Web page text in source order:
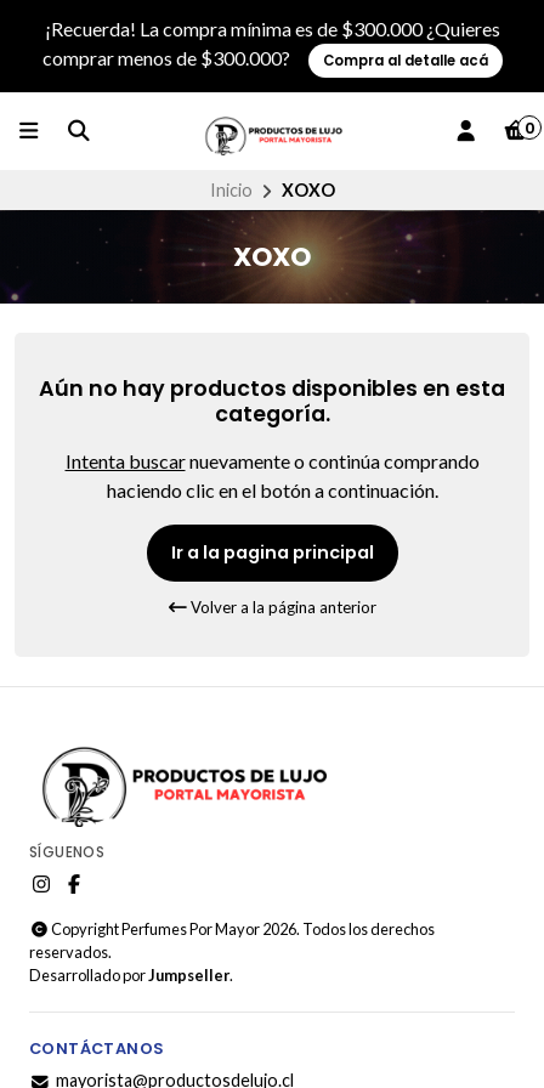
¡Recuerda! La compra mínima es de $300.000 ¿Quieres
comprar menos de $300.000?
Compra al detalle acá
0
Inicio XOXO
XOXO
Aún no hay productos disponibles en esta
categoría.
Intenta buscarnuevamente o continúa comprando
haciendo clic en el botón a continuación.
Ir a la pagina principal
Volver a la página anterior
SÍGUENOS
Copyright Perfumes Por Mayor 2026. Todos los derechos
reservados.
Desarrollado porJumpseller.
CONTÁCTANOS
mayorista@productosdelujo.cl